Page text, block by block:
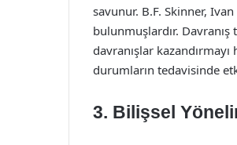
savunur. B.F. Skinner,
bulunmuşlardır.
davranışlar
durumların tedavisinde
3. Bilişsel